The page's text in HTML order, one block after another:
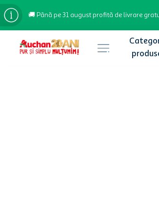
🚚 Până pe 31 august profită de livrare